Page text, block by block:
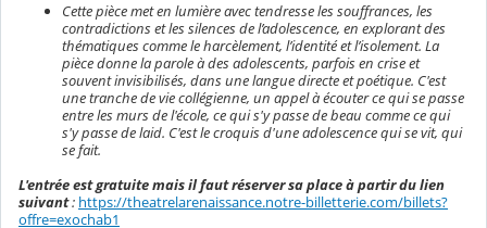
Cette pièce met en lumière avec tendresse les souffrances, les
contradictions et les silences de l’adolescence, en explorant des
thématiques comme le harcèlement, l’identité et l’isolement. La
pièce donne la parole à des adolescents, parfois en crise et
souvent invisibilisés, dans une langue directe et poétique. C'est
une tranche de vie collégienne, un appel à écouter ce qui se passe
entre les murs de l'école, ce qui s'y passe de beau comme ce qui
s'y passe de laid. C'est le croquis d'une adolescence qui se vit, qui
se fait.
L'entrée est gratuite mais il faut réserver sa place à partir du lien
suivant: https://theatrelarenaissance.notre-billetterie.com/billets?
offre=exochab1